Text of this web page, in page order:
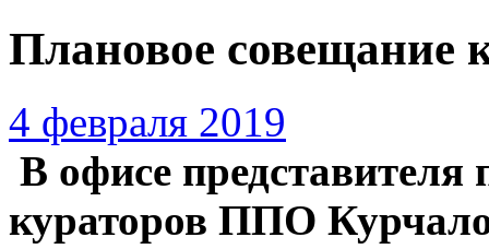
Плановое совещание
4 февраля 2019
В офисе
кураторов ППО